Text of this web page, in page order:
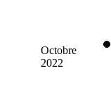
Octobre
2022